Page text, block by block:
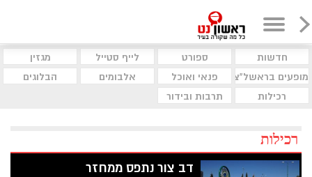
חדשות ספורט לייף סטייל
מגזין
מופעים בראשל"צ
פנאי ואוכל אלבומים
הבלוגים
רכילות
תרבות ובידור
רכילות
דב צור נתפס ממחזר